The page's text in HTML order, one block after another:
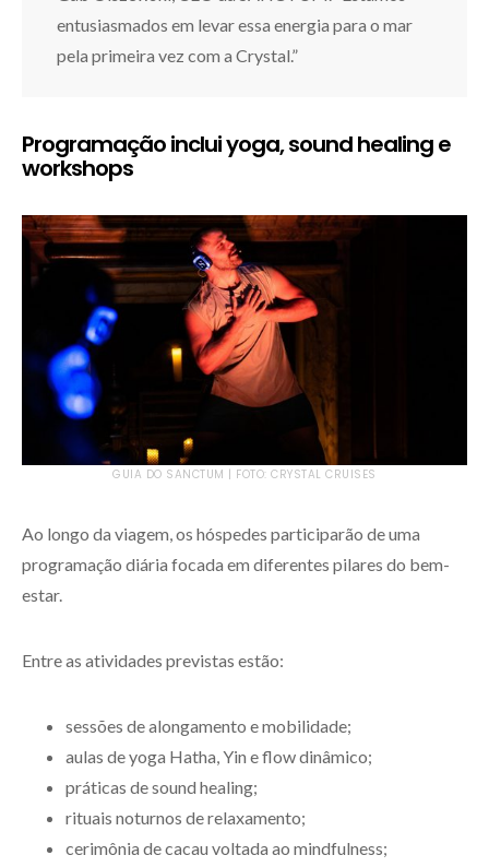
entusiasmados em levar essa energia para o mar
pela primeira vez com a Crystal.”
Programação inclui yoga, sound healing e
workshops
GUIA DO SANCTUM | FOTO: CRYSTAL CRUISES
Ao longo da viagem, os hóspedes participarão de uma
programação diária focada em diferentes pilares do bem-
estar.
Entre as atividades previstas estão:
sessões de alongamento e mobilidade;
aulas de yoga Hatha, Yin e flow dinâmico;
práticas de sound healing;
rituais noturnos de relaxamento;
cerimônia de cacau voltada ao mindfulness;